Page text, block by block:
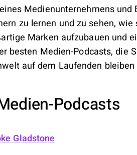
Medienunternehmens
zu lernen und zu sehen,
Marken aufzubauen und
besten Medien-Podcasts, die
auf dem Laufenden bleiben
Podcasts
Gladstone